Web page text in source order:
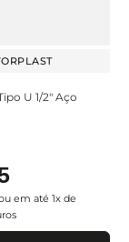
U 1/2" Aço
em até 1x de